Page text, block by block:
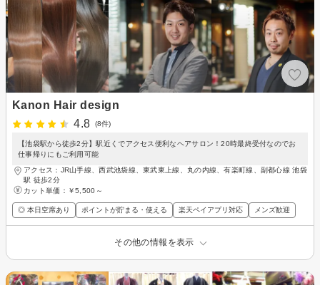
Kanon Hair design
4.8
(8件)
【池袋駅から徒歩2分】駅近くでアクセス便利なヘアサロン！20時最終受付なのでお
仕事帰りにもご利用可能
アクセス：JR山手線、西武池袋線、東武東上線、丸の内線、有楽町線、副都心線 池袋
駅 徒歩2分
カット単価： ￥5,500～
◎ 本日空席あり ポイントが貯まる・使える 楽天ペイアプリ対応 メンズ歓迎
その他の情報を表示